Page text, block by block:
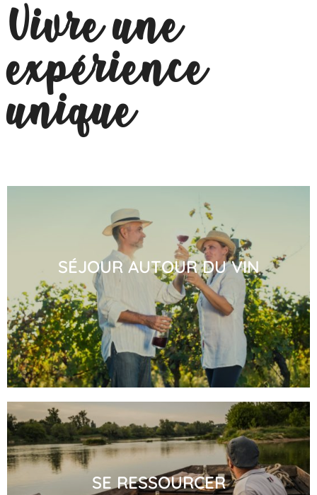
Vivre une
expérience
unique
SÉJOUR AUTOUR DU VIN
SE RESSOURCER